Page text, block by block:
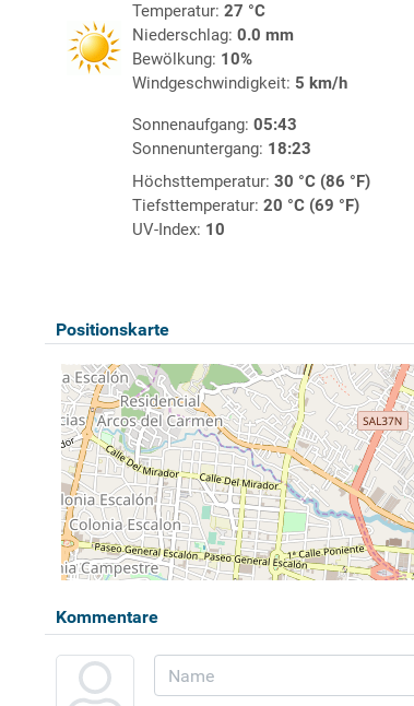
Temperatur: 27 °C
Niederschlag: 0.0 mm
Bewölkung: 10%
Windgeschwindigkeit: 5 km/h
Sonnenaufgang: 05:43
Sonnenuntergang: 18:23
Höchsttemperatur: 30 °C (86 °F)
Tiefsttemperatur: 20 °C (69 °F)
UV-Index: 10
Positionskarte
Kommentare